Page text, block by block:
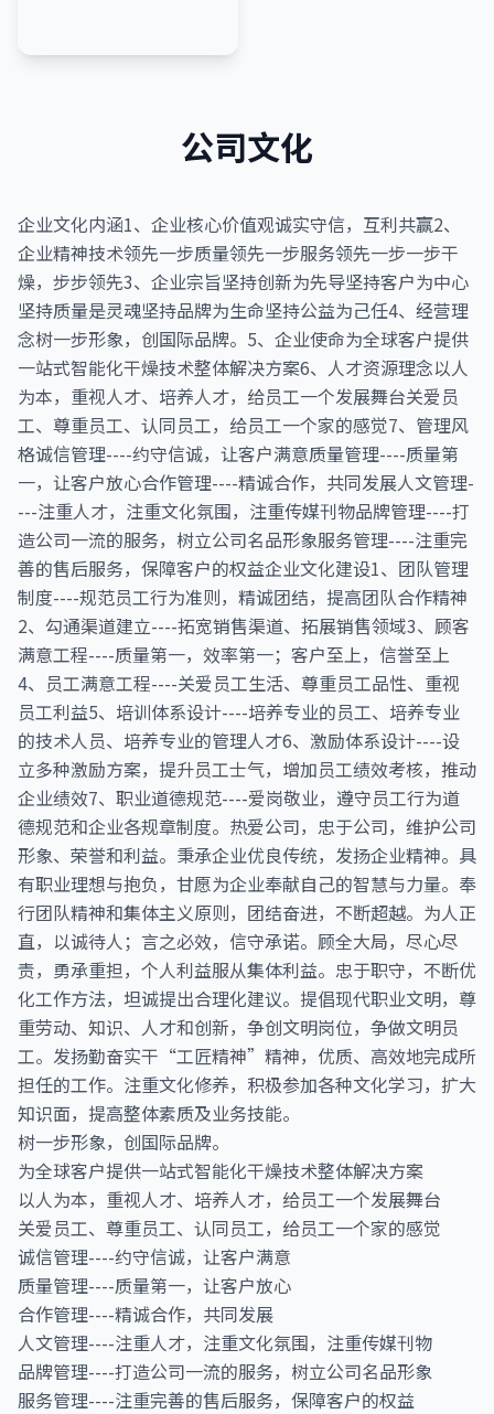
公司文化
企业文化内涵1、企业核心价值观诚实守信，互利共赢2、
企业精神技术领先一步质量领先一步服务领先一步一步干
燥，步步领先3、企业宗旨坚持创新为先导坚持客户为中心
坚持质量是灵魂坚持品牌为生命坚持公益为己任4、经营理
念树一步形象，创国际品牌。5、企业使命为全球客户提供
一站式智能化干燥技术整体解决方案6、人才资源理念以人
为本，重视人才、培养人才，给员工一个发展舞台关爱员
工、尊重员工、认同员工，给员工一个家的感觉7、管理风
格诚信管理----约守信诚，让客户满意质量管理----质量第
一，让客户放心合作管理----精诚合作，共同发展人文管理-
---注重人才，注重文化氛围，注重传媒刊物品牌管理----打
造公司一流的服务，树立公司名品形象服务管理----注重完
善的售后服务，保障客户的权益企业文化建设1、团队管理
制度----规范员工行为准则，精诚团结，提高团队合作精神
2、勾通渠道建立----拓宽销售渠道、拓展销售领域3、顾客
满意工程----质量第一，效率第一；客户至上，信誉至上
4、员工满意工程----关爱员工生活、尊重员工品性、重视
员工利益5、培训体系设计----培养专业的员工、培养专业
的技术人员、培养专业的管理人才6、激励体系设计----设
立多种激励方案，提升员工士气，增加员工绩效考核，推动
企业绩效7、职业道德规范----爱岗敬业，遵守员工行为道
德规范和企业各规章制度。热爱公司，忠于公司，维护公司
形象、荣誉和利益。秉承企业优良传统，发扬企业精神。具
有职业理想与抱负，甘愿为企业奉献自己的智慧与力量。奉
行团队精神和集体主义原则，团结奋进，不断超越。为人正
直，以诚待人；言之必效，信守承诺。顾全大局，尽心尽
责，勇承重担，个人利益服从集体利益。忠于职守，不断优
化工作方法，坦诚提出合理化建议。提倡现代职业文明，尊
重劳动、知识、人才和创新，争创文明岗位，争做文明员
工。发扬勤奋实干“工匠精神”精神，优质、高效地完成所
担任的工作。注重文化修养，积极参加各种文化学习，扩大
知识面，提高整体素质及业务技能。
树一步形象，创国际品牌。
为全球客户提供一站式智能化干燥技术整体解决方案
以人为本，重视人才、培养人才，给员工一个发展舞台
关爱员工、尊重员工、认同员工，给员工一个家的感觉
诚信管理----约守信诚，让客户满意
质量管理----质量第一，让客户放心
合作管理----精诚合作，共同发展
人文管理----注重人才，注重文化氛围，注重传媒刊物
品牌管理----打造公司一流的服务，树立公司名品形象
服务管理----注重完善的售后服务，保障客户的权益